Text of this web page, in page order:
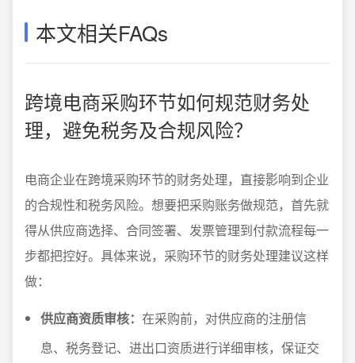
本文相关FAQs
跨境电商采购环节如何规范财务处
理，避免税务及合规风险？
电商企业在跨境采购环节的财务处理，直接影响到企业
的合规性和税务风险。想要把采购账务做规范，首先就
得从供应商选择、合同签署、发票管理到付款流程每一
步都把控好。具体来说，采购环节的财务处理建议这样
做：
供应商资质审核： 在采购前，对供应商的注册信
息、税务登记、进出口资质进行详细审核，保证交